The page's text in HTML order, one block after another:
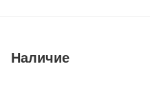
Наличие